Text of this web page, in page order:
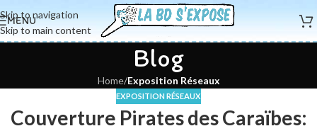
Skip to navigation
Skip to main content
MENU
Blog
Home/Exposition Réseaux
EXPOSITION RÉSEAUX
Couverture Pirates des Caraïbes: